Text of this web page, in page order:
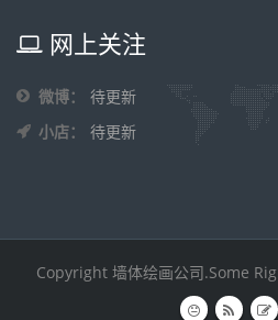
网上关注
微博：
待更新
小店：
待更新
Copyright 墙体绘画公司.Some